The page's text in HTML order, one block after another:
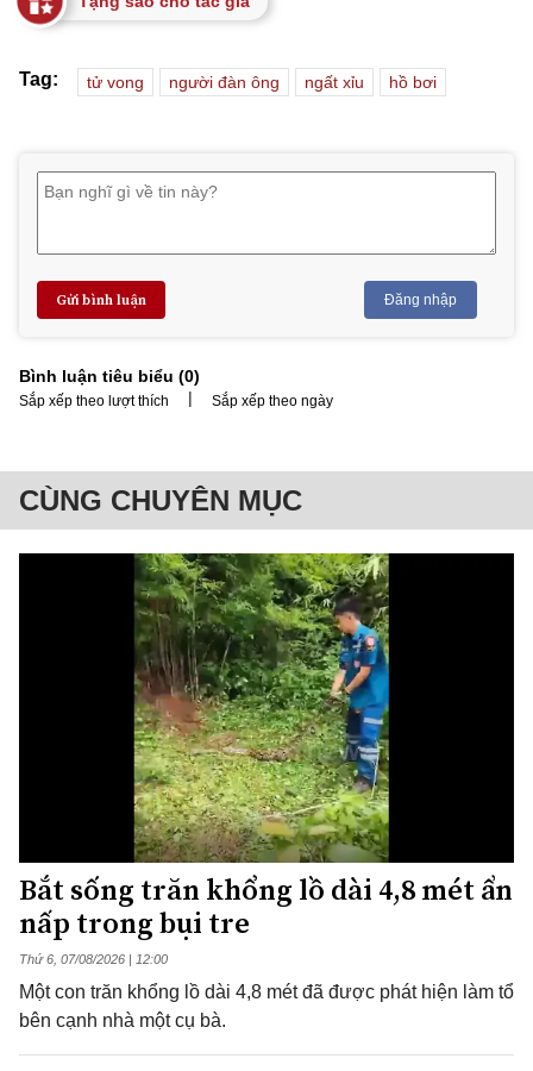
Tag: tử vong người đàn ông ngất xỉu hồ bơi
Gửi bình luận Đăng nhập
Bình luận tiêu biểu (0)
Sắp xếp theo lượt thích | Sắp xếp theo ngày
CÙNG CHUYÊN MỤC
Bắt sống trăn khổng lồ dài 4,8 mét ẩn
nấp trong bụi tre
Thứ 6, 07/08/2026 | 12:00
Một con trăn khổng lồ dài 4,8 mét đã được phát hiện làm tổ
bên cạnh nhà một cụ bà.